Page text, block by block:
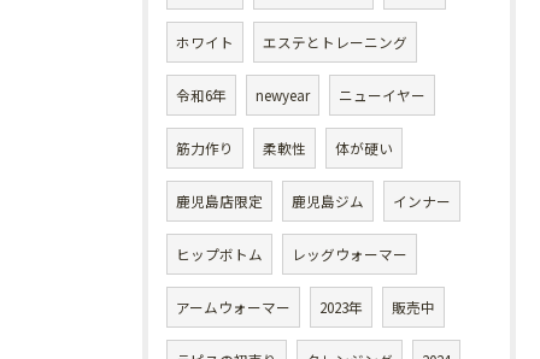
ホワイト エステとトレーニング
令和6年 newyear ニューイヤー
筋力作り 柔軟性 体が硬い
鹿児島店限定 鹿児島ジム インナー
ヒップボトム レッグウォーマー
アームウォーマー 2023年 販売中